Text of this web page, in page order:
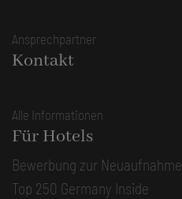
Ansprechpartner
Kontakt
Alle Informationen
Für Hotels
Bewerbung zur Neuaufnahme
Top 250 Germany Inside